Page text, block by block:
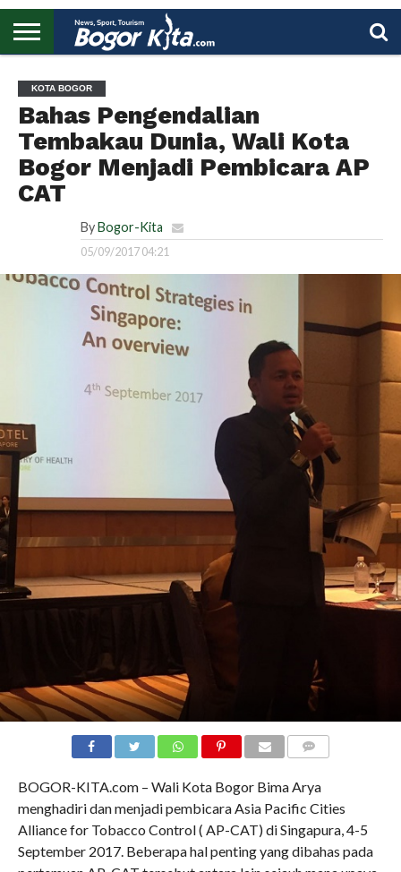
UTAMA
KOTA BOGOR
Bahas Pengendalian
Tembakau Dunia, Wali Kota
Bogor Menjadi Pembicara AP
CAT
By Bogor-Kita
05/09/2017 04:21
BOGOR-KITA.com – Wali Kota Bogor Bima Arya
menghadiri dan menjadi pembicara Asia Pacific Cities
Alliance for Tobacco Control ( AP-CAT) di Singapura, 4-5
September 2017. Beberapa hal penting yang dibahas pada